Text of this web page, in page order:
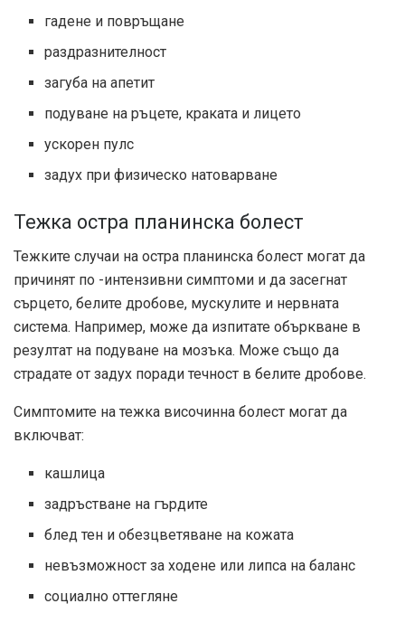
гадене и повръщане
раздразнителност
загуба на апетит
подуване на ръцете, краката и лицето
ускорен пулс
задух при физическо натоварване
Тежка остра планинска болест
Тежките случаи на остра планинска болест могат да
причинят по -интензивни симптоми и да засегнат
сърцето, белите дробове, мускулите и нервната
система. Например, може да изпитате объркване в
резултат на подуване на мозъка. Може също да
страдате от задух поради течност в белите дробове.
Симптомите на тежка височинна болест могат да
включват:
кашлица
задръстване на гърдите
блед тен и обезцветяване на кожата
невъзможност за ходене или липса на баланс
социално оттегляне